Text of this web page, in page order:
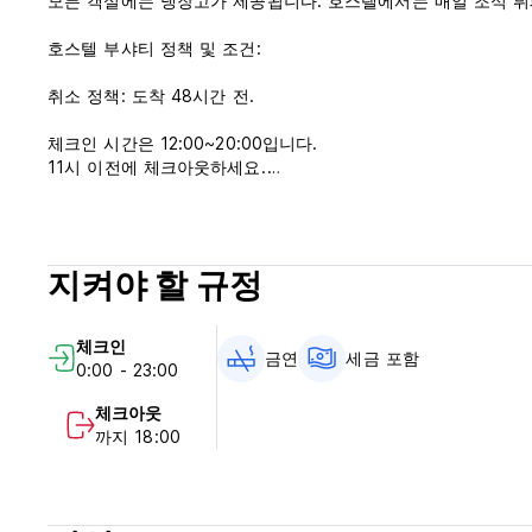
호스텔 부샤티 정책 및 조건:
취소 정책: 도착 48시간 전.
체크인 시간은 12:00~20:00입니다.
11시 이전에 체크아웃하세요.
세금이 포함되어 있습니다.
아침 식사는 포함되어 있지 않습니다.
(Auto-translated from original language)
지켜야 할 규정
체크인
0:00 - 23:00
체크아웃
까지 18:00
금연 세금 포함